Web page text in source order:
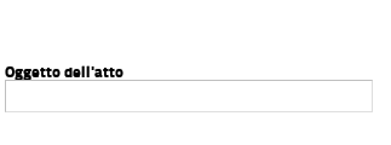
Oggetto dell'atto